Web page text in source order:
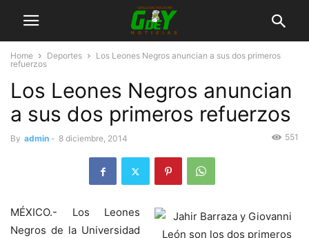
Home Deportes
Los Leones Negros anuncian a sus dos primeros
refuerzos
Los Leones Negros anuncian
a sus dos primeros refuerzos
By admin - 8 diciembre, 2014 551
MÉXICO.- Los Leones
Negros de la Universidad